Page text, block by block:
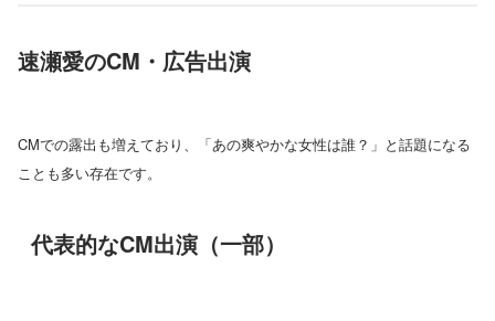
速瀬愛のCM・広告出演
CMでの露出も増えており、「あの爽やかな女性は誰？」と話題になる
ことも多い存在です。
代表的なCM出演（一部）